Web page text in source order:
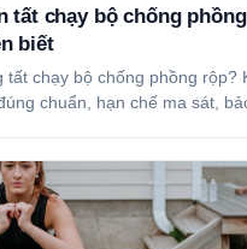
tất chạy bộ chống
biết
tất chạy bộ chống phồng rộp?
chuẩn, hạn chế ma sát,